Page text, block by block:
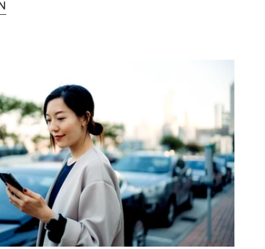
den Bedürfnissen von Besucherinnen